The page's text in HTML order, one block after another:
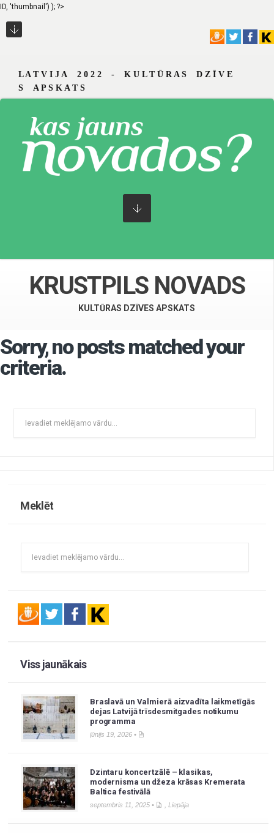
ID, 'thumbnail') ); ?>
L A T V I J A 2 0 2 2 - K U L T Ū R A S D Z Ī V E
S A P S K A T S
KRUSTPILS NOVADS
KULTŪRAS DZĪVES APSKATS
Sorry, no posts matched your
criteria.
Meklēt
Viss jaunākais
Braslavā un Valmierā aizvadīta laikmetīgās
dejas Latvijā trīsdesmitgades notikumu
programma
jūnijs 19, 2026 •
Dzintaru koncertzālē – klasikas,
modernisma un džeza krāsas Kremerata
Baltica festivālā
septembris 11, 2025 • , Liepāja